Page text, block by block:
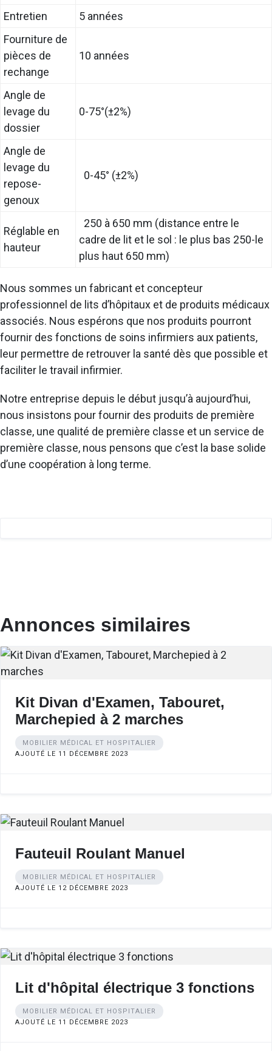
Entretien
5 années
Fourniture de
pièces de
rechange
10 années
Angle de
levage du
dossier
0-75°(±2%)
Angle de
levage du
repose-
genoux
0-45° (±2%)
Réglable en
hauteur
250 à 650 mm (distance entre le
cadre de lit et le sol : le plus bas 250-le
plus haut 650 mm)
Nous sommes un fabricant et concepteur
professionnel de lits d’hôpitaux et de produits médicaux
associés. Nous espérons que nos produits pourront
fournir des fonctions de soins infirmiers aux patients,
leur permettre de retrouver la santé dès que possible et
faciliter le travail infirmier.
Notre entreprise depuis le début jusqu’à aujourd’hui,
nous insistons pour fournir des produits de première
classe, une qualité de première classe et un service de
première classe, nous pensons que c’est la base solide
d’une coopération à long terme.
Annonces similaires
Kit Divan d'Examen, Tabouret,
Marchepied à 2 marches
MOBILIER MÉDICAL ET HOSPITALIER
AJOUTÉ LE 11 DÉCEMBRE 2023
Fauteuil Roulant Manuel
MOBILIER MÉDICAL ET HOSPITALIER
AJOUTÉ LE 12 DÉCEMBRE 2023
Lit d'hôpital électrique 3 fonctions
MOBILIER MÉDICAL ET HOSPITALIER
AJOUTÉ LE 11 DÉCEMBRE 2023